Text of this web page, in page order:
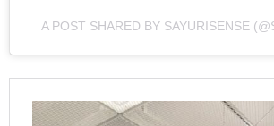
A POST SHARED BY SAYURISENSE